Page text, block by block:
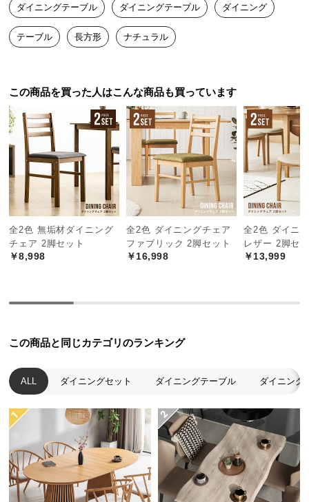
中
型
商
配
送
に
つ
い
て
小
型
商
品
の
に
い
開
サ
ー
ビ
ス
コンパクトからワイドへ早変わり
サッと脚部を引き出すだけであっという間にワイド
な天板に。女性でも軽々とセットできます。
脚部伸長タイプで足下も広々
脚を引き出すタイプの伸長テーブルは足元の空間が
広がるため、チェアの数が増えても出し入れ快適で
す。
1台2役の天板サイズ
2人掛けサイズの天板が伸長すると4人掛けサイズ
ダイニングテーブル ダイニングテーブル ダイニング
テーブル 長方形 ナチュラル
この商品を買った人はこんな商品も買っています
全2色 無垢材ダイニング
チェア 2脚セット
￥8,998
全2色 ダイニングチェア
ファブリック 2脚セット
￥16,998
全2色 ダイニ
レザー 2脚セ
￥13,999
この商品と同じカテゴリのランキング
ALL ダイニングセット ダイニングテーブル ダイニング